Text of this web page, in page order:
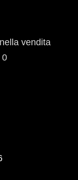
vendita
0